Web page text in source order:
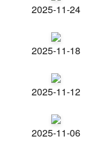
2025-11-24
2025-11-18
2025-11-12
2025-11-06